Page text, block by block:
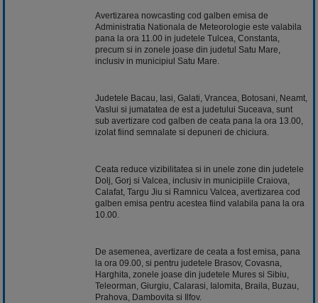
Avertizarea nowcasting cod galben emisa de
Administratia Nationala de Meteorologie este valabila
pana la ora 11.00 in judetele Tulcea, Constanta,
precum si in zonele joase din judetul Satu Mare,
inclusiv in municipiul Satu Mare.
Judetele Bacau, Iasi, Galati, Vrancea, Botosani, Neamt,
Vaslui si jumatatea de est a judetului Suceava, sunt
sub avertizare cod galben de ceata pana la ora 13.00,
izolat fiind semnalate si depuneri de chiciura.
Ceata reduce vizibilitatea si in unele zone din judetele
Dolj, Gorj si Valcea, inclusiv in municipiile Craiova,
Calafat, Targu Jiu si Ramnicu Valcea, avertizarea cod
galben emisa pentru acestea fiind valabila pana la ora
10.00.
De asemenea, avertizare de ceata a fost emisa, pana
la ora 09.00, si pentru judetele Brasov, Covasna,
Harghita, zonele joase din judetele Mures si Sibiu,
Teleorman, Giurgiu, Calarasi, Ialomita, Braila, Buzau,
Prahova, Dambovita si Ilfov.